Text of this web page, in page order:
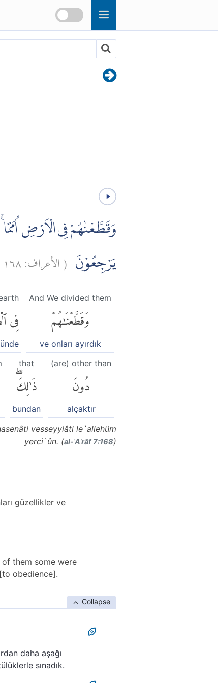
وَقَطَّعْنٰهُمْ فِى الْاَرْضِ
يَرْجِعُوْنَ (الأعراف:١٦٨
And We divided them
وَقَطَّعْنَٰهُمْ
ve onları ayırdık
فِى
(are) other than
دُونَ
alçaktır
that
ذَٰلِكَۖ
bundan
vesseyyiâti le`allehüm
yerci`ûn. (al-ʾAʿrāf 7:168)
güzellikler ve
them some were
obedience].
Collapse
daha aşağı
sınadık.